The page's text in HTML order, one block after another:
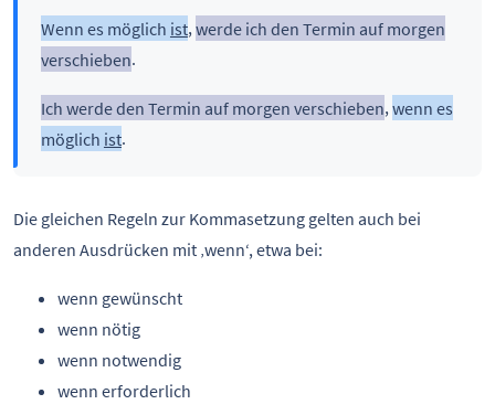
Wenn es möglich ist,werde ich den Termin auf morgen
verschieben.
Ich werde den Termin auf morgen verschieben,wenn es
möglich ist.
Die gleichen Regeln zur Kommasetzung gelten auch bei
anderen Ausdrücken mit ‚wenn‘, etwa bei:
wenn gewünscht
wenn nötig
wenn notwendig
wenn erforderlich